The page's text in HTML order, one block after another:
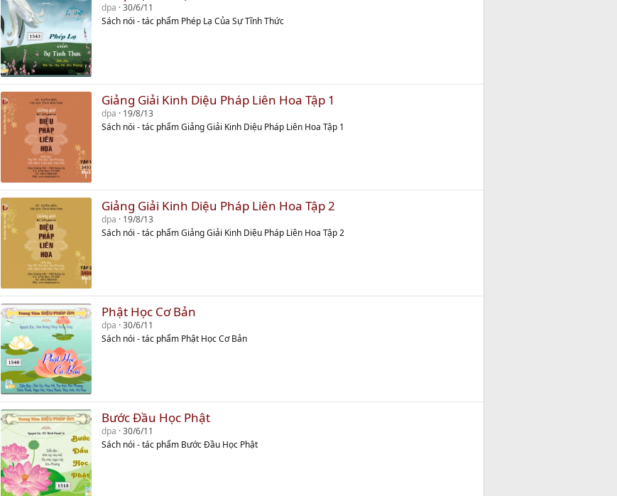
dpa 30/6/11
Sách nói - tác phẩm Phép Lạ Của Sự Tĩnh Thức
Giảng Giải Kinh Diệu Pháp Liên Hoa Tập 1
dpa
19/8/13
Sách nói - tác phẩm Giảng Giải Kinh Diệu Pháp Liên Hoa Tập 1
Giảng Giải Kinh Diệu Pháp Liên Hoa Tập 2
dpa
19/8/13
Sách nói - tác phẩm Giảng Giải Kinh Diệu Pháp Liên Hoa Tập 2
Phật Học Cơ Bản
dpa 30/6/11
Sách nói - tác phẩm Phật Học Cơ Bản
Bước Đầu Học Phật
dpa 30/6/11
Sách nói - tác phẩm Bước Đầu Học Phật